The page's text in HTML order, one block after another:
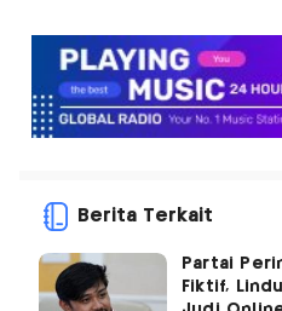
Berita Terkait
Partai
Fiktif,